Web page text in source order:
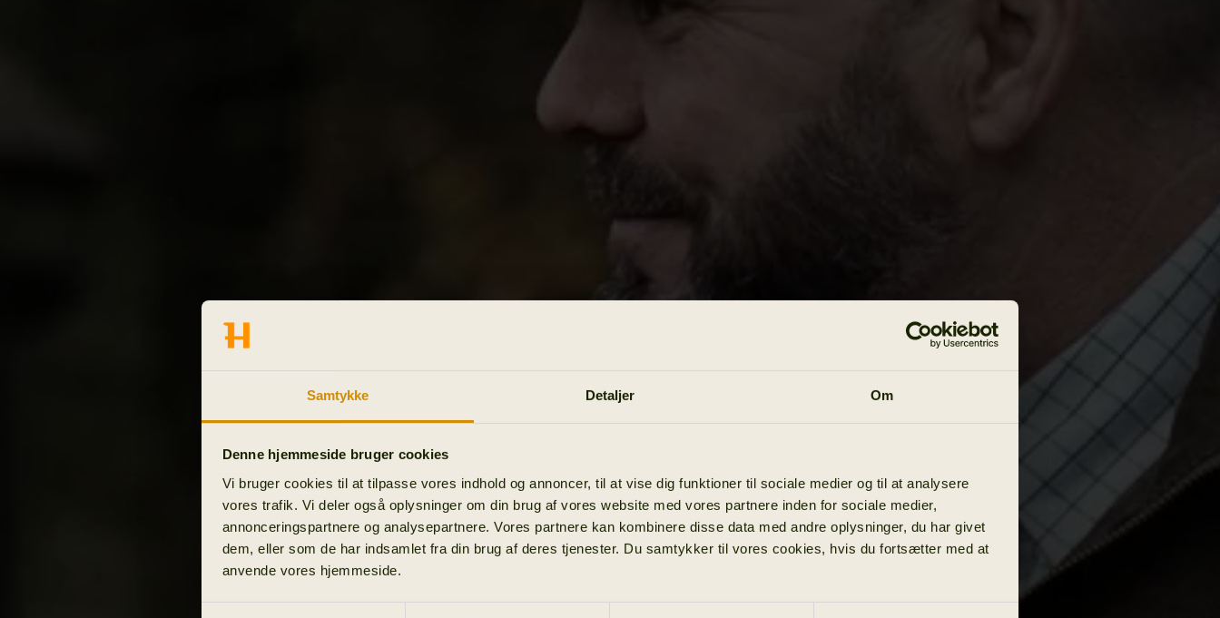
Samtykke Detaljer Om
Denne hjemmeside bruger cookies
Vi bruger cookies til at tilpasse vores indhold og annoncer, til at vise dig funktioner til sociale medier og til at analysere
vores trafik. Vi deler også oplysninger om din brug af vores website med vores partnere inden for sociale medier,
annonceringspartnere og analysepartnere. Vores partnere kan kombinere disse data med andre oplysninger, du har givet
dem, eller som de har indsamlet fra din brug af deres tjenester. Du samtykker til vores cookies, hvis du fortsætter med at
anvende vores hjemmeside.